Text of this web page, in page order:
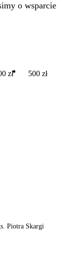
o wsparcie
zł 500 zł
Piotra Skargi